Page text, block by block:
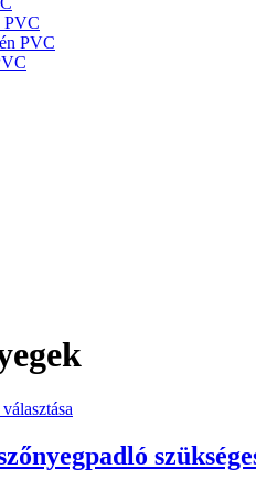
PVC
PVC